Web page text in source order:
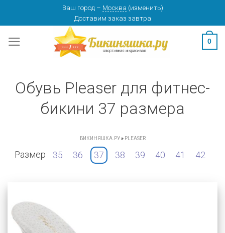
content
Ваш город – Москва (изменить)
Доставим заказ завтра
0
Обувь Pleaser для фитнес-
бикини 37 размера
БИКИНЯШКА.РУ» PLEASER
Размер 35 36 37 38 39 40 41 42